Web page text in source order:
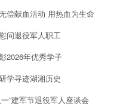
偿献血活动 用热血为生命
问退役军人职工
2026年优秀学子
学寻迹湖湘历史
”建军节退役军人座谈会